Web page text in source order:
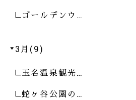
ゴールデンウ…
3月(9)
玉名温泉観光…
蛇ヶ谷公園の…